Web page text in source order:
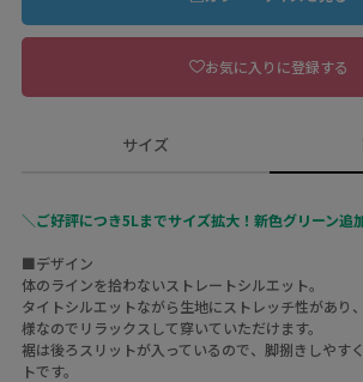
お気に入りに登録する
サイズ
＼ご好評につき5Lまでサイズ拡大！ 新色グリーン追
■デザイン
体のラインを拾わないストレートシルエット。
タイトシルエットながら生地にストレッチ性があり
様なのでリラックスして穿いていただけます。
裾は後ろスリットが入っているので、脚捌きしやす
トです。